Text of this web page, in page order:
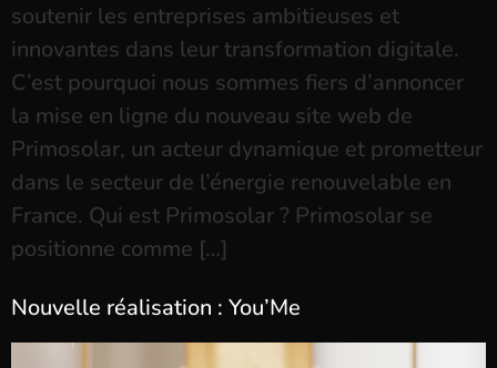
soutenir les entreprises ambitieuses et
innovantes dans leur transformation digitale.
C’est pourquoi nous sommes fiers d’annoncer
la mise en ligne du nouveau site web de
Primosolar, un acteur dynamique et prometteur
dans le secteur de l’énergie renouvelable en
France. Qui est Primosolar ? Primosolar se
positionne comme […]
Nouvelle réalisation : You’Me